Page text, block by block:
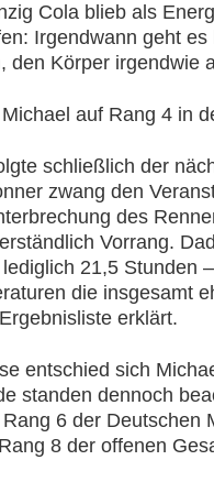
Cola blieb als
Irgendwann geht
den Körper irgendwie
auf Rang 4 in
schließlich der
zwang den
des
Vorrang.
21,5 Stunden
die insgesamt
erklärt.
entschied sich
standen dennoch
6 der Deutschen
8 der offenen